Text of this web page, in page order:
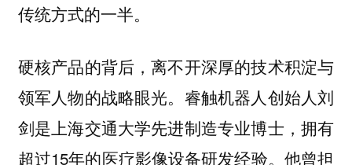
传统方式的一半。
硬核产品的背后，离不开深厚的技术积淀与
领军人物的战略眼光。睿触机器人创始人刘
剑是上海交通大学先进制造专业博士，拥有
超过15年的医疗影像设备研发经验。他曾担